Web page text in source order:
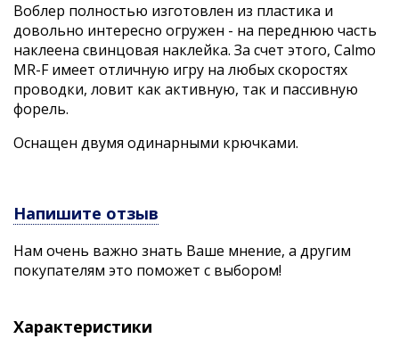
Воблер полностью изготовлен из пластика и
довольно интересно огружен - на переднюю часть
наклеена свинцовая наклейка. За счет этого, Calmo
MR-F имеет отличную игру на любых скоростях
проводки, ловит как активную, так и пассивную
форель.
Оснащен двумя одинарными крючками.
Напишите отзыв
Нам очень важно знать Ваше мнение, а другим
покупателям это поможет с выбором!
Характеристики